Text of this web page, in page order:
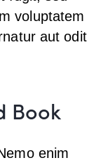
voluptatem
aut odit
Book
enim